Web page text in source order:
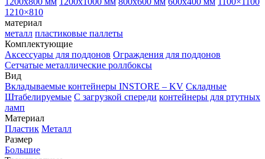
1210×810
материал
металл пластиковые паллеты
Комплектующие
Аксессуары для поддонов Ограждения для поддонов
Сетчатые металлические роллбоксы
Вид
Вкладываемые контейнеры INSTORE – KV Складные
Штабелируемые С загрузкой спереди контейнеры для ртутных
ламп
Материал
Пластик Металл
Размер
Большие